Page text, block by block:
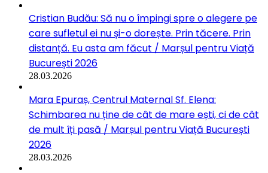
Cristian Budău: Să nu o împingi spre o alegere pe
care sufletul ei nu și-o dorește. Prin tăcere. Prin
distanță. Eu asta am făcut / Marșul pentru Viață
București 2026
28.03.2026
Mara Epuraș, Centrul Maternal Sf. Elena:
Schimbarea nu ține de cât de mare ești, ci de cât
de mult îți pasă / Marșul pentru Viață București
2026
28.03.2026